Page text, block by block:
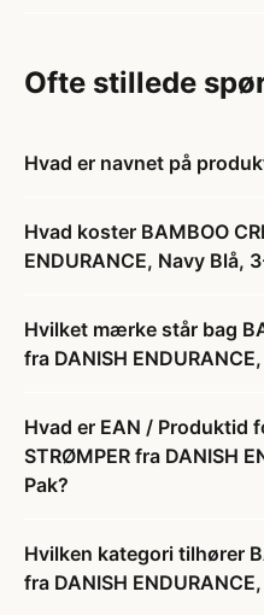
Ofte stillede
Hvad er navnet på
Hvad koster BAMBOO
ENDURANCE, Navy Blå,
Hvilket mærke står bag
fra DANISH
Hvad er EAN / Produktid
STRØMPER fra DANISH
Pak?
Hvilken kategori tilhører
fra DANISH